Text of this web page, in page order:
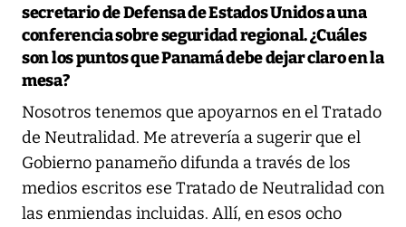
secretario de Defensa de Estados Unidos a una
conferencia sobre seguridad regional. ¿Cuáles
son los puntos que Panamá debe dejar claro en la
mesa?
Nosotros tenemos que apoyarnos en el Tratado
de Neutralidad. Me atrevería a sugerir que el
Gobierno panameño difunda a través de los
medios escritos ese Tratado de Neutralidad con
las enmiendas incluidas. Allí, en esos ocho